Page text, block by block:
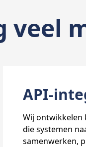
veel
API-
Wij ontwikkelen
die systemen
samenwerken,